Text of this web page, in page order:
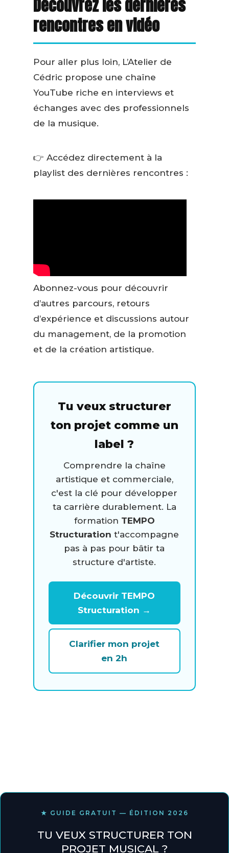
Découvrez les dernières
rencontres en vidéo
Pour aller plus loin, L’Atelier de
Cédric propose une chaîne
YouTube riche en interviews et
échanges avec des professionnels
de la musique.
👉 Accédez directement à la
playlist des dernières rencontres :
Abonnez-vous pour découvrir
d’autres parcours, retours
d’expérience et discussions autour
du management, de la promotion
et de la création artistique.
Tu veux structurer
ton projet comme un
label ?
Comprendre la chaîne
artistique et commerciale,
c'est la clé pour développer
ta carrière durablement. La
formation TEMPO
Structuration t'accompagne
pas à pas pour bâtir ta
structure d'artiste.
Découvrir TEMPO
Structuration →
Clarifier mon projet
en 2h
★ GUIDE GRATUIT — ÉDITION 2026
TU VEUX STRUCTURER TON
PROJET MUSICAL ?